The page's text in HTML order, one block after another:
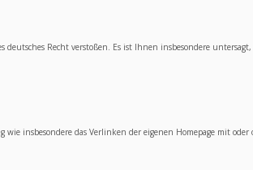
Recht verstoßen. Es ist Ihnen insbesondere untersagt,
insbesondere das Verlinken der eigenen Homepage mit